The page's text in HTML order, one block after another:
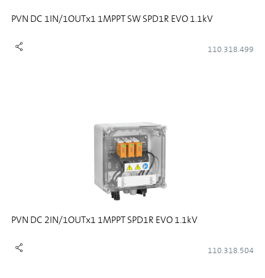
PVN DC 1IN/1OUTx1 1MPPT SW SPD1R EVO 1.1kV
110.318.499
PVN DC 2IN/1OUTx1 1MPPT SPD1R EVO 1.1kV
110.318.504